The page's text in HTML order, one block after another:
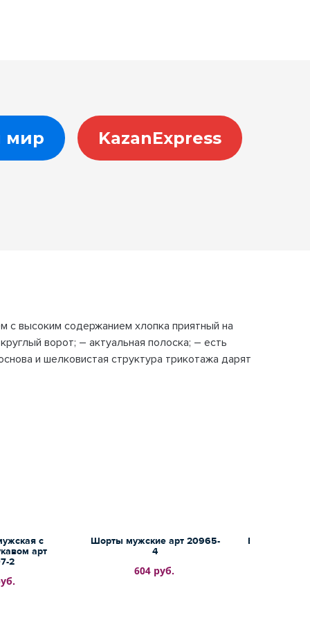
мир KazanExpress
с высоким содержанием хлопка приятный на
ворот; – актуальная полоска; – есть
и шелковистая структура трикотажа дарят
с
арт
2
Шорты мужские арт 20965-
4
604 руб.
Брюки